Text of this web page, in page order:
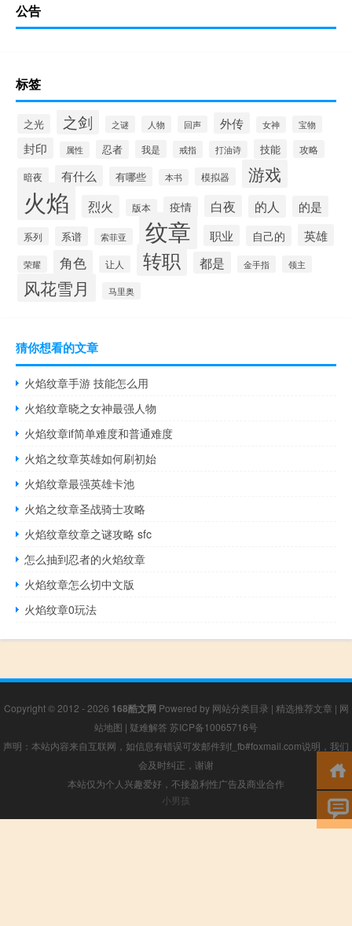
公告
标签
之光 之剑 之谜 人物 回声 外传 女神 宝物
封印 属性 忍者 我是 戒指 打油诗 技能 攻略
暗夜 有什么 有哪些 本书 模拟器 游戏
火焰 烈火 版本 疫情 白夜 的人 的是
系列 系谱 索菲亚 纹章 职业 自己的 英雄
荣耀 角色 让人 转职 都是 金手指 领主
风花雪月 马里奥
猜你想看的文章
火焰纹章手游 技能怎么用
火焰纹章晓之女神最强人物
火焰纹章if简单难度和普通难度
火焰之纹章英雄如何刷初始
火焰纹章最强英雄卡池
火焰之纹章圣战骑士攻略
火焰纹章纹章之谜攻略 sfc
怎么抽到忍者的火焰纹章
火焰纹章怎么切中文版
火焰纹章0玩法
Copyright © 2012 - 2026 168酷文网 Powered by 网站分类目录 | 精选推荐文章 | 网
站地图 | 疑难解答 苏ICP备10065716号
声明：本站内容来自互联网，如信息有错误可发邮件到f_fb#foxmail.com说明，我们
会及时纠正，谢谢
本站仅为个人兴趣爱好，不接盈利性广告及商业合作
小男孩